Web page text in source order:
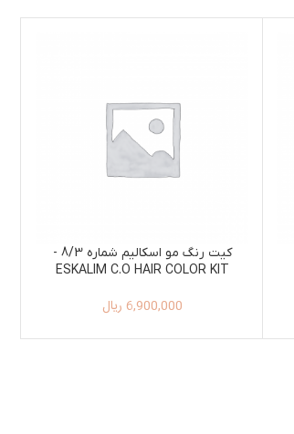
کیت رنگ مو اسکالیم شماره 8/3 -
ESKALIM C.O HAIR COLOR KIT
6,900,000 ریال